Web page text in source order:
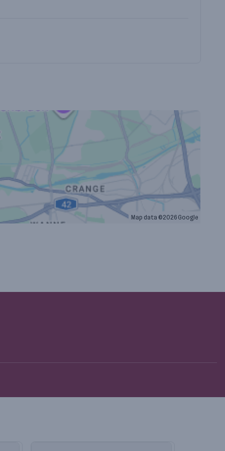
Map data ©2026 Google